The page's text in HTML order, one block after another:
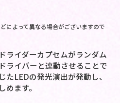
によって異なる場合がございますので
ライダーカプセムがランダム
ライバーと連動させることで
たLEDの発光演出が発動し、
ます。